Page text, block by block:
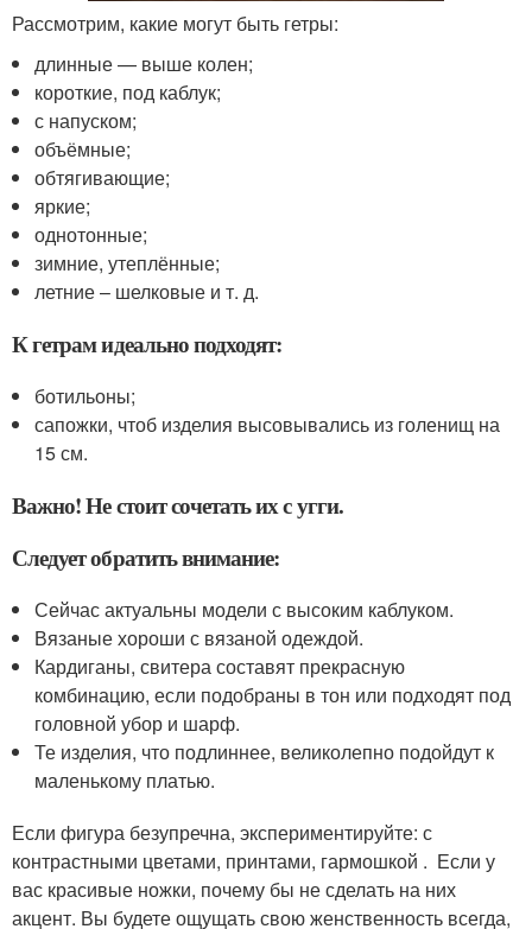
Рассмотрим, какие могут быть гетры:
длинные — выше колен;
короткие, под каблук;
с напуском;
объёмные;
обтягивающие;
яркие;
однотонные;
зимние, утеплённые;
летние – шелковые и т. д.
К гетрам идеально подходят:
ботильоны;
сапожки, чтоб изделия высовывались из голенищ на
15 см.
Важно! Не стоит сочетать их с угги.
Следует обратить внимание:
Сейчас актуальны модели с высоким каблуком.
Вязаные хороши с вязаной одеждой.
Кардиганы, свитера составят прекрасную
комбинацию, если подобраны в тон или подходят под
головной убор и шарф.
Те изделия, что подлиннее, великолепно подойдут к
маленькому платью.
Если фигура безупречна, экспериментируйте: с
контрастными цветами, принтами, гармошкой . Если у
вас красивые ножки, почему бы не сделать на них
акцент. Вы будете ощущать свою женственность всегда,